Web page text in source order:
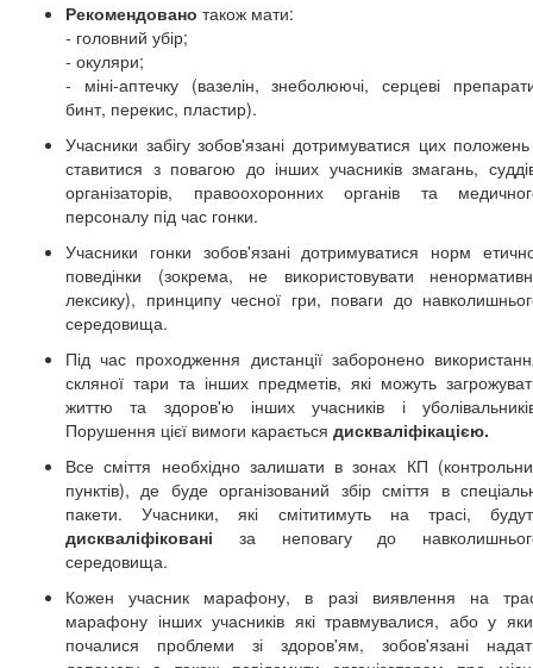
Рекомендовано також мати:
- головний убір;
- окуляри;
- міні-аптечку (вазелін, знеболюючі, серцеві
бинт, перекис, пластир).
Учасники забігу зобов'язані дотримуватися цих положень
ставитися з повагою до інших учасників змагань,
організаторів, правоохоронних органів та
персоналу під час гонки.
Учасники гонки зобов'язані дотримуватися норм
поведінки (зокрема, не використовувати
лексику), принципу чесної гри, поваги до
середовища.
Під час проходження дистанції заборонено
скляної тари та інших предметів, які можуть
життю та здоров'ю інших учасників і
Порушення цієї вимоги карається дискваліфікацією.
Все сміття необхідно залишати в зонах КП
пунктів), де буде організований збір сміття в
пакети. Учасники, які смітитимуть на трасі,
дискваліфіковані
за неповагу до
середовища.
Кожен учасник марафону, в разі виявлення на
марафону інших учасників які травмувалися, або у
почалися проблеми зі здоров'ям, зобов'язані